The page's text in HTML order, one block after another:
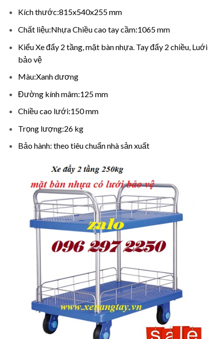
Kích thước:815x540x255 mm
Chất liệu:Nhựa Chiều cao tay cầm:1065 mm
Kiểu Xe đẩy 2 tầng, mặt bàn nhựa. Tay đẩy 2 chiều, Luới
bảo vệ
Màu:Xanh dương
Đường kính mâm:125 mm
Chiều cao lưới:150 mm
Trọng lượng:26 kg
Bảo hành: theo tiêu chuẩn nhà sản xuất